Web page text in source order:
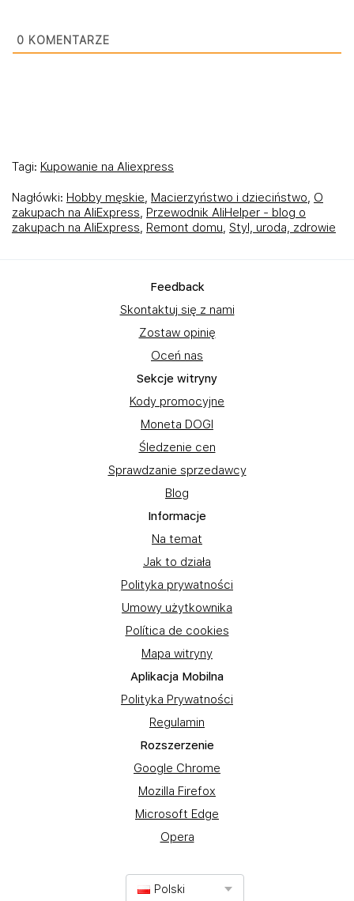
0 KOMENTARZE
Tagi: Kupowanie na Aliexpress
Nagłówki: Hobby męskie, Macierzyństwo i dzieciństwo, O
zakupach na AliExpress, Przewodnik AliHelper - blog o
zakupach na AliExpress, Remont domu, Styl, uroda, zdrowie
Feedback
Skontaktuj się z nami
Zostaw opinię
Oceń nas
Sekcje witryny
Kody promocyjne
Moneta DOGI
Śledzenie cen
Sprawdzanie sprzedawcy
Blog
Informacje
Na temat
Jak to działa
Polityka prywatności
Umowy użytkownika
Política de cookies
Mapa witryny
Aplikacja Mobilna
Polityka Prywatności
Regulamin
Rozszerzenie
Google Chrome
Mozilla Firefox
Microsoft Edge
Opera
Polski